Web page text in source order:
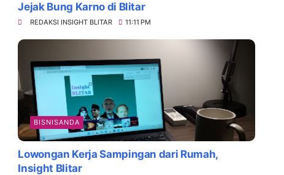
Jejak Bung Karno di Blitar
REDAKSI INSIGHT BLITAR 11:11 PM
BISNISANDA
Lowongan Kerja Sampingan dari Rumah,
Insight Blitar